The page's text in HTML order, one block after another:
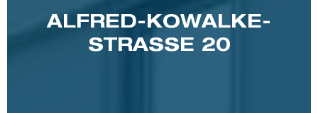
ALFRED-KOWALKE-
STRASSE 20